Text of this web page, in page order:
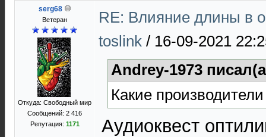
serg68
Ветеран
Откуда: Свободный мир
Сообщений: 2 416
Репутация: 1171
RE: Влияние длины в
toslink / 16-09-2021
Andrey-1973
Какие
Аудиоквест